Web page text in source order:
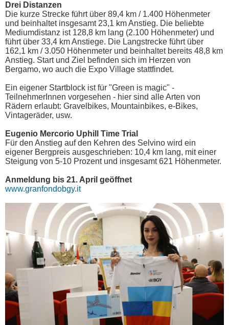
Drei Distanzen
Die kurze Strecke führt über 89,4 km / 1.400 Höhenmeter
und beinhaltet insgesamt 23,1 km Anstieg. Die beliebte
Mediumdistanz ist 128,8 km lang (2.100 Höhenmeter) und
führt über 33,4 km Anstiege. Die Langstrecke führt über
162,1 km / 3.050 Höhenmeter und beinhaltet bereits 48,8 km
Anstieg. Start und Ziel befinden sich im Herzen von
Bergamo, wo auch die Expo Village stattfindet.
Ein eigener Startblock ist für "Green is magic" -
TeilnehmerInnen vorgesehen - hier sind alle Arten von
Rädern erlaubt: Gravelbikes, Mountainbikes, e-Bikes,
Vintageräder, usw.
Eugenio Mercorio Uphill Time Trial
Für den Anstieg auf den Kehren des Selvino wird ein
eigener Bergpreis ausgeschrieben: 10,4 km lang, mit einer
Steigung von 5-10 Prozent und insgesamt 621 Höhenmeter.
Anmeldung bis 21. April geöffnet
www.granfondobgy.it